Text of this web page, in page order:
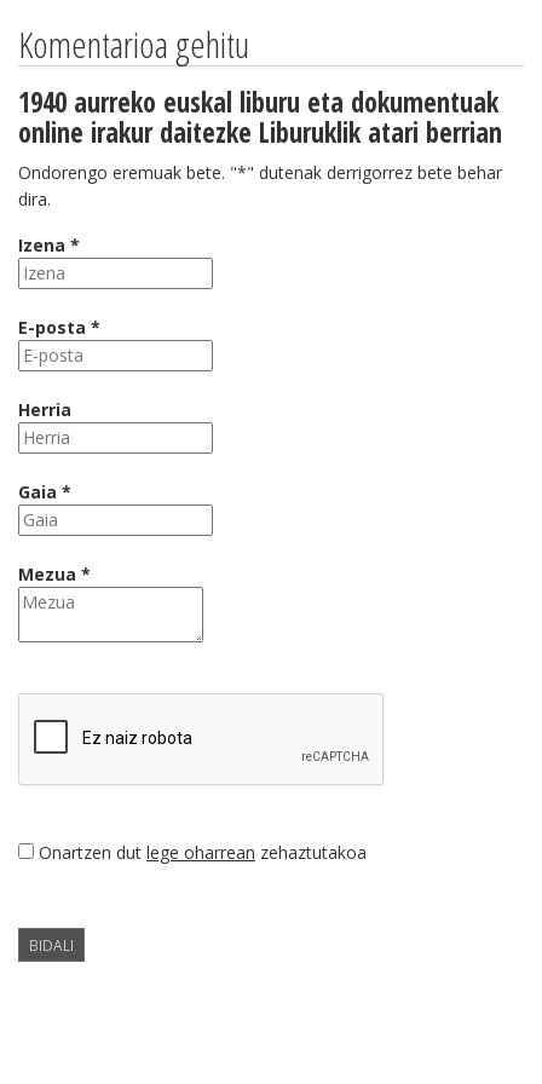
Komentarioa gehitu
1940 aurreko euskal liburu eta dokumentuak
online irakur daitezke Liburuklik atari berrian
Ondorengo eremuak bete. "*" dutenak derrigorrez bete behar
dira.
Izena *
E-posta *
Herria
Gaia *
Mezua *
Onartzen dut lege oharrean zehaztutakoa
BIDALI